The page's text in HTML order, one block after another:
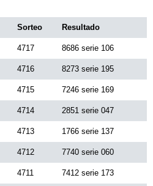
Sorteo Resultado
4717 8686 serie 106
4716 8273 serie 195
4715 7246 serie 169
4714 2851 serie 047
4713 1766 serie 137
4712 7740 serie 060
4711 7412 serie 173